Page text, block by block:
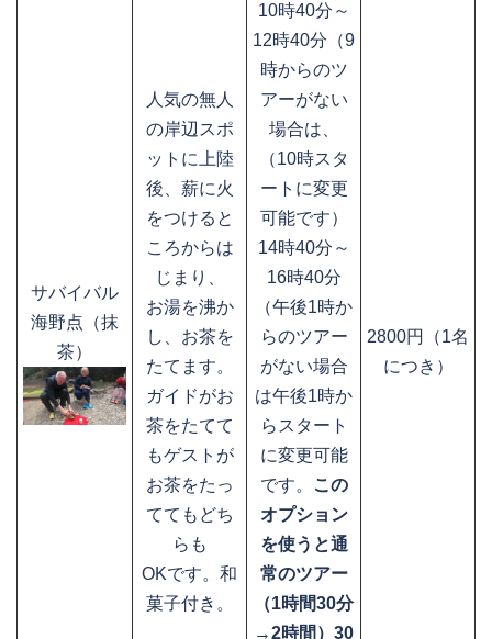
サバイバル
海野点（抹
茶）
人気の無人
の岸辺スポ
ットに上陸
後、薪に火
をつけると
ころからは
じまり、
お湯を沸か
し、お茶を
たてます。
ガイドがお
茶をたてて
もゲストが
お茶をたっ
ててもどち
らも
OKです。和
菓子付き。
10時40分～
12時40分（9
時からのツ
アーがない
場合は、
（10時スタ
ートに変更
可能です）
14時40分～
16時40分
（午後1時か
らのツアー
がない場合
は午後1時か
らスタート
に変更可能
です。
この
オプション
を使うと通
常のツアー
（1時間30分
→2時間）30
2800円（1名
につき）